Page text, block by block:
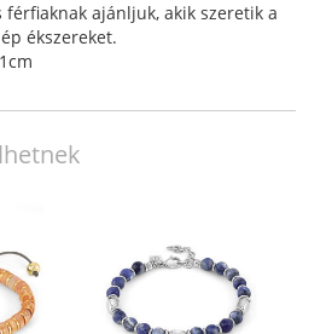
férfiaknak ajánljuk, akik szeretik a
ékszereket.